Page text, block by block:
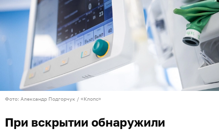
Фото: Александр Подгорчук / «Клопс»
При вскрытии обнаружили